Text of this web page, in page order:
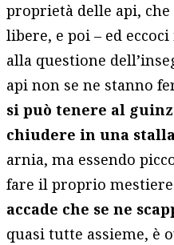
proprietà delle api,
libere, e poi – ed
alla questione
api non se ne stanno
si può tenere al
chiudere in una
arnia, ma essendo
fare il proprio
accade che se ne
quasi tutte assieme, è